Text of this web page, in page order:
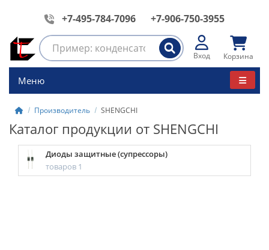
+7-495-784-7096 +7-906-750-3955
Вход Корзина
Меню
Производитель SHENGCHI
Каталог продукции от SHENGCHI
Диоды защитные (супрессоры)
товаров 1